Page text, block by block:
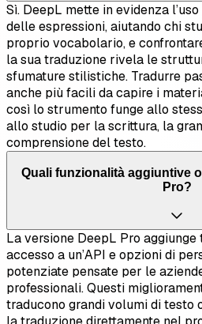
Sì. DeepL mette in evidenza
delle espressioni, aiutando chi
proprio vocabolario, e
la sua traduzione rivela le
sfumature stilistiche. Tradurre
anche più facili da capire i
così lo strumento funge allo
allo studio per la scrittura, la
comprensione del testo.
Quali funzionalità aggiuntive
Pro?
La versione DeepL Pro
accesso a un’API e opzioni di
potenziate pensate per le
professionali. Questi
traducono grandi volumi di testo